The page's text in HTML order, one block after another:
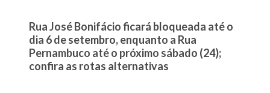
Rua José Bonifácio ficará bloqueada até o
dia 6 de setembro, enquanto a Rua
Pernambuco até o próximo sábado (24);
confira as rotas alternativas